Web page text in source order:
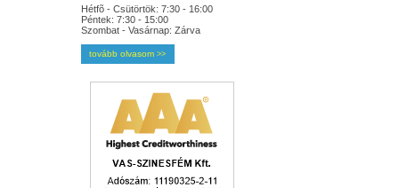
Hétfõ - Csütörtök: 7:30 - 16:00
Péntek: 7:30 - 15:00
Szombat - Vasárnap: Zárva
tovább olvasom >>